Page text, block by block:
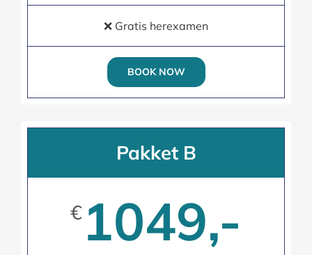
❌ Gratis herexamen
BOOK NOW
Pakket B
€ 1049,-